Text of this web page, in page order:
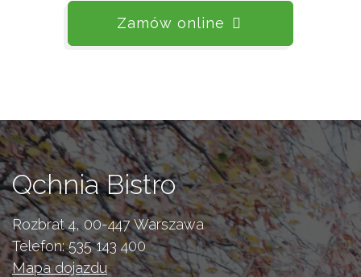
Zamów online
Qchnia Bistro
Rozbrat 4, 00-447 Warszawa
Telefon:535 143 400
Mapa dojazdu